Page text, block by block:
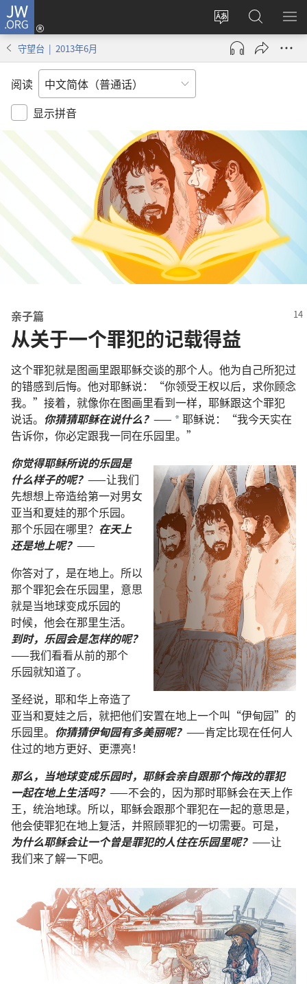
JW.ORG
更
改
网
登
录
（打
搜
索
JW.ORG
显
守望台 | 2013年6月
阅读
显示拼音
亲子篇
从关于一个罪犯的记载得益
这个罪犯就是图画里跟耶稣交谈的那个人。 他为自己所犯过
的错感到后悔。 他对耶稣说：“你领受王权以后， 求你顾念
我。” 接着， 就像你在图画里看到一样， 耶稣跟这个罪犯
说话。 你猜猜耶稣在说什么？ —— a耶稣说：“我今天实在
告诉你， 你必定跟我一同在乐园里。”
你觉得耶稣所说的乐园是
什么样子的呢？ ——让我们
先想想上帝造给第一对男女
亚当和夏娃的那个乐园。
那个乐园在哪里？ 在天上
还是地上呢？ ——
你答对了， 是在地上。 所以
那个罪犯会在乐园里， 意思
就是当地球变成乐园的
时候， 他会在那里生活。
到时， 乐园会是怎样的呢？
——我们看看从前的那个
乐园就知道了。
圣经说， 耶和华上帝造了
亚当和夏娃之后， 就把他们安置在地上一个叫 “伊甸园” 的
乐园里。 你猜猜伊甸园有多美丽呢？ ——肯定比现在任何人
住过的地方更好、 更漂亮！
那么， 当地球变成乐园时， 耶稣会亲自跟那个悔改的罪犯
一起在地上生活吗？ ——不会的， 因为那时耶稣会在天上作
王， 统治地球。 所以， 耶稣会跟那个罪犯在一起的意思是，
他会使罪犯在地上复活， 并照顾罪犯的一切需要。 可是，
为什么耶稣会让一个曾是罪犯的人住在乐园里呢？ ——让
我们来了解一下吧。